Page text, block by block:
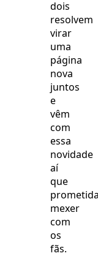
dois
resolvem
virar
uma
página
nova
juntos
e
vêm
com
essa
novidade
aí
que
mexer
com
os
fãs.